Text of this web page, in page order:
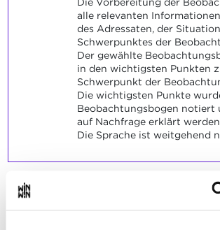
alle relevanten
des Adressaten, der
Schwerpunktes der
Der gewählte
in den wichtigsten Punkten
Schwerpunkt der
Die wichtigsten Punkte
Beobachtungsbogen notiert
auf Nachfrage erklärt
Die Sprache ist weitgehend